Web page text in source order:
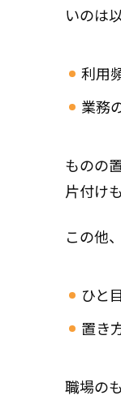
いのは
利用
業務
ものの
片付け
この他
ひと
置き
職場の